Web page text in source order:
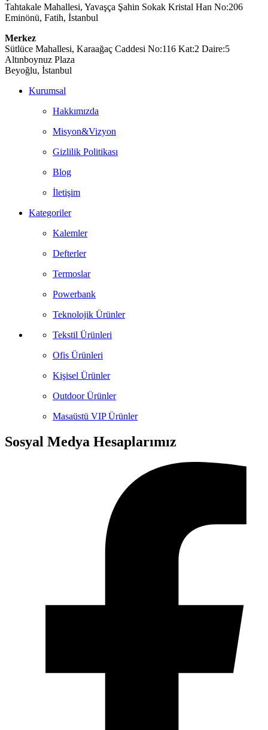
Tahtakale Mahallesi, Yavaşça Şahin Sokak Kristal Han No:206
Eminönü, Fatih, İstanbul
Merkez
Sütlüce Mahallesi, Karaağaç Caddesi No:116 Kat:2 Daire:5
Altınboynuz Plaza
Beyoğlu, İstanbul
Kurumsal
Hakkımızda
Misyon&Vizyon
Gizlilik Politikası
Blog
İletişim
Kategoriler
Kalemler
Defterler
Termoslar
Powerbank
Teknolojik Ürünler
Tekstil Ürünleri
Ofis Ürünleri
Kişisel Ürünler
Outdoor Ürünler
Masaüstü VIP Ürünler
Sosyal Medya Hesaplarımız